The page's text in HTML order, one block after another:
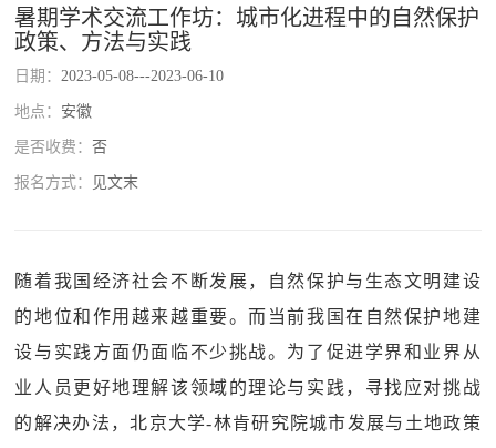
暑期学术交流工作坊：城市化进程中的自然保护
政策、方法与实践
日期：2023-05-08---2023-06-10
地点： 安徽
是否收费：否
报名方式： 见文末
随着我国经济社会不断发展，自然保护与生态文明建设
的地位和作用越来越重要。而当前我国在自然保护地建
设与实践方面仍面临不少挑战。为了促进学界和业界从
业人员更好地理解该领域的理论与实践，寻找应对挑战
的解决办法，北京大学-林肯研究院城市发展与土地政策